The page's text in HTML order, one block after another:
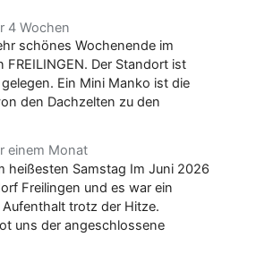
4 Wochen
schönes Wochenende im
FREILINGEN. Der Standort ist
Ein Mini Manko ist die
den Dachzelten zu den
einem Monat
heißesten Samstag Im Juni 2026
Freilingen und es war ein
trotz der Hitze.
uns der angeschlossene